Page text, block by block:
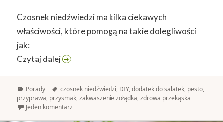
Czosnek niedźwiedzi ma kilka ciekawych
właściwości, które pomogą na takie dolegliwości
jak:
Czytaj dalejCzosnek niedźwiedzi
Kategorie
Porady Tagi
czosnek niedźwiedzi, DIY,dodatek do sałatek, pesto,
przyprawa, przysmak,zakwaszenie żołądka,zdrowa przekąska
Jeden komentarz